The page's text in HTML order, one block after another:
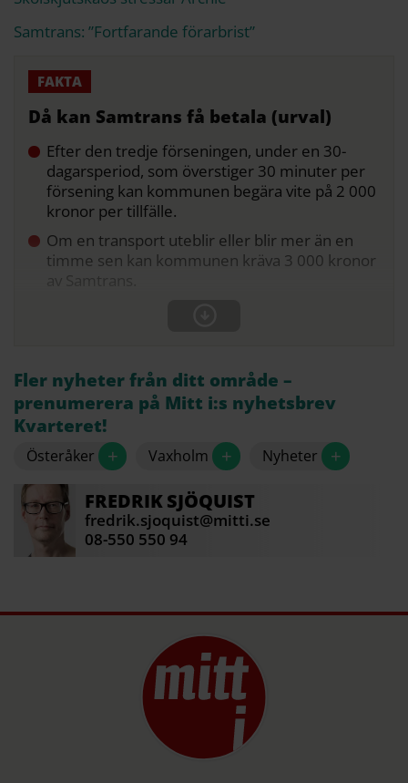
Samtrans: ”Fortfarande förarbrist”
Då kan Samtrans få betala (urval)
Efter den tredje förseningen, under en 30-
dagarsperiod, som överstiger 30 minuter per
försening kan kommunen begära vite på 2 000
kronor per tillfälle.
Om en transport uteblir eller blir mer än en
timme sen kan kommunen kräva 3 000 kronor
av Samtrans.
Fler nyheter från ditt område –
prenumerera på Mitt i:s nyhetsbrev
Kvarteret!
Österåker + Vaxholm + Nyheter +
FREDRIKSJÖQUIST
fredrik.sjoquist@mitti.se
08-550 550 94